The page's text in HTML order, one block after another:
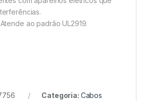
ao padrão UL2919.
Categoria: Cabos